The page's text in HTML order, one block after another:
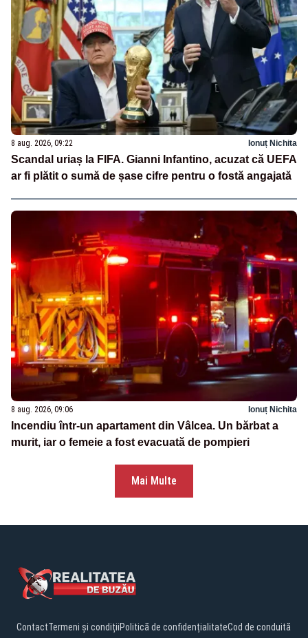
8 aug. 2026, 09:22 Ionuț Nichita
Scandal uriaș la FIFA. Gianni Infantino, acuzat că UEFA
ar fi plătit o sumă de șase cifre pentru o fostă angajată
8 aug. 2026, 09:06 Ionuț Nichita
Incendiu într-un apartament din Vâlcea. Un bărbat a
murit, iar o femeie a fost evacuată de pompieri
Mai Multe
ContactTermeni și condițiiPolitică de confidențialitateCod de conduită